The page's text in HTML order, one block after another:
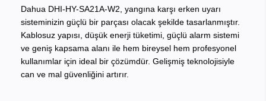
Dahua DHI-HY-SA21A-W2, yangına karşı erken uyarı
sisteminizin güçlü bir parçası olacak şekilde tasarlanmıştır.
Kablosuz yapısı, düşük enerji tüketimi, güçlü alarm sistemi
ve geniş kapsama alanı ile hem bireysel hem profesyonel
kullanımlar için ideal bir çözümdür. Gelişmiş teknolojisiyle
can ve mal güvenliğini artırır.